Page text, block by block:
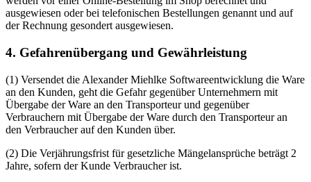
ausgewiesen oder bei telefonischen Bestellungen genannt und auf
der Rechnung gesondert ausgewiesen.
4. Gefahrenübergang und Gewährleistung
(1) Versendet die Alexander Miehlke Softwareentwicklung die Ware
an den Kunden, geht die Gefahr gegenüber Unternehmern mit
Übergabe der Ware an den Transporteur und gegenüber
Verbrauchern mit Übergabe der Ware durch den Transporteur an
den Verbraucher auf den Kunden über.
(2) Die Verjährungsfrist für gesetzliche Mängelansprüche beträgt 2
Jahre, sofern der Kunde Verbraucher ist.